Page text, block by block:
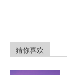
猜你喜欢